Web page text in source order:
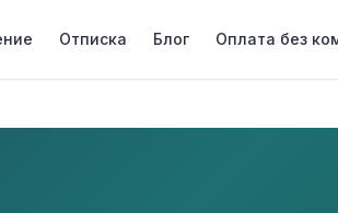
Отписка Блог Оплата без